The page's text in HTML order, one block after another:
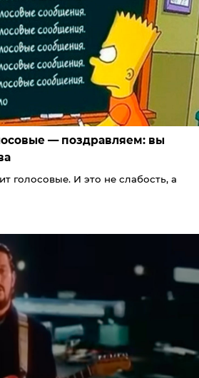
— поздравляем: вы
голосовые. И это не слабость, а